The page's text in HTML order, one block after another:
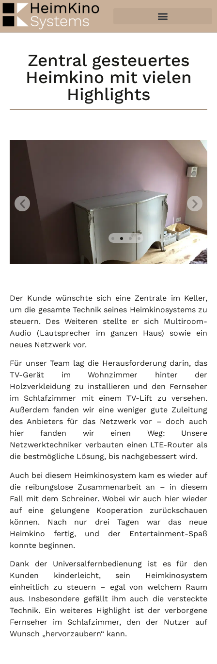
Zentral gesteuertes
Heimkino mit vielen
Highlights
Der Kunde wünschte sich eine Zentrale im Keller,
um die gesamte Technik seines Heimkinosystems zu
steuern. Des Weiteren stellte er sich Multiroom-
Audio (Lautsprecher im ganzen Haus) sowie ein
neues Netzwerk vor.
Für unser Team lag die Herausforderung darin, das
TV-Gerät im Wohnzimmer hinter der
Holzverkleidung zu installieren und den Fernseher
im Schlafzimmer mit einem TV-Lift zu versehen.
Außerdem fanden wir eine weniger gute Zuleitung
des Anbieters für das Netzwerk vor – doch auch
hier fanden wir einen Weg: Unsere
Netzwerktechniker verbauten einen LTE-Router als
die bestmögliche Lösung, bis nachgebessert wird.
Auch bei diesem Heimkinosystem kam es wieder auf
die reibungslose Zusammenarbeit an – in diesem
Fall mit dem Schreiner. Wobei wir auch hier wieder
auf eine gelungene Kooperation zurückschauen
können. Nach nur drei Tagen war das neue
Heimkino fertig, und der Entertainment-Spaß
konnte beginnen.
Dank der Universalfernbedienung ist es für den
Kunden kinderleicht, sein Heimkinosystem
einheitlich zu steuern – egal von welchem Raum
aus. Insbesondere gefällt ihm auch die versteckte
Technik. Ein weiteres Highlight ist der verborgene
Fernseher im Schlafzimmer, den der Nutzer auf
Wunsch „hervorzaubern“ kann.